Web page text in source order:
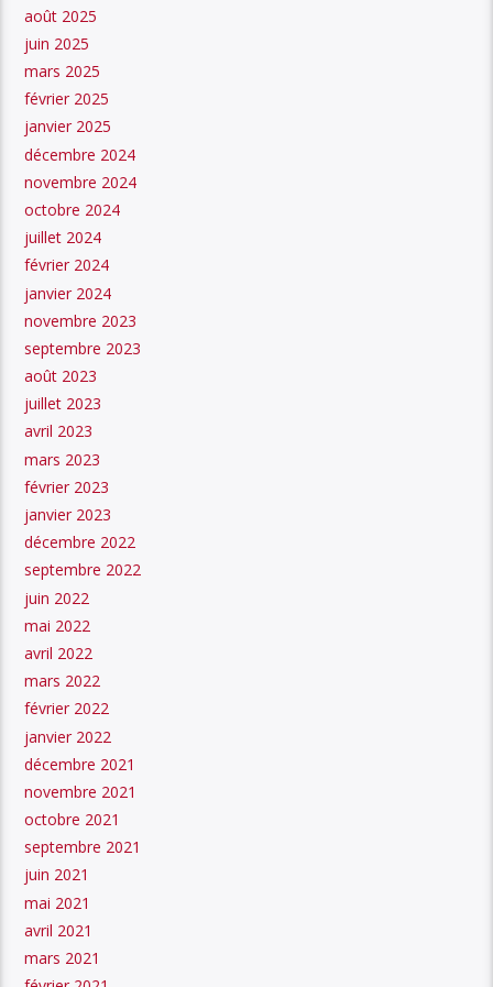
août 2025
juin 2025
mars 2025
février 2025
janvier 2025
décembre 2024
novembre 2024
octobre 2024
juillet 2024
février 2024
janvier 2024
novembre 2023
septembre 2023
août 2023
juillet 2023
avril 2023
mars 2023
février 2023
janvier 2023
décembre 2022
septembre 2022
juin 2022
mai 2022
avril 2022
mars 2022
février 2022
janvier 2022
décembre 2021
novembre 2021
octobre 2021
septembre 2021
juin 2021
mai 2021
avril 2021
mars 2021